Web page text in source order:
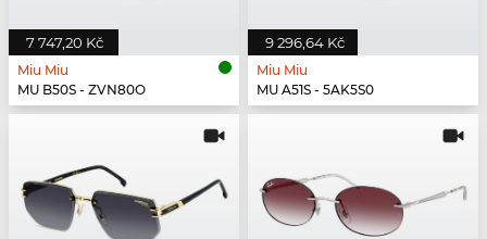
7 747,20 Kč
Miu Miu
MU B50S - ZVN80O
9 296,64 Kč
Miu Miu
MU A51S - 5AK5S0